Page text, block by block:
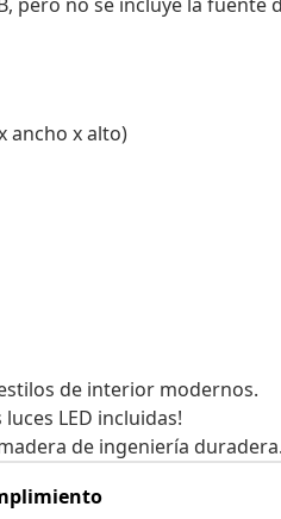
ancho x alto)
de interior modernos.
LED incluidas!
de ingeniería duradera.